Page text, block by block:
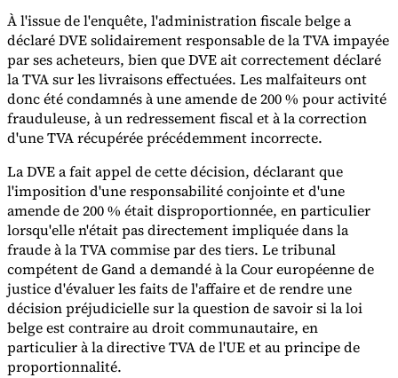
À l'issue de l'enquête, l'administration fiscale belge a
déclaré DVE solidairement responsable de la TVA impayée
par ses acheteurs, bien que DVE ait correctement déclaré
la TVA sur les livraisons effectuées. Les malfaiteurs ont
donc été condamnés à une amende de 200 % pour activité
frauduleuse, à un redressement fiscal et à la correction
d'une TVA récupérée précédemment incorrecte.
La DVE a fait appel de cette décision, déclarant que
l'imposition d'une responsabilité conjointe et d'une
amende de 200 % était disproportionnée, en particulier
lorsqu'elle n'était pas directement impliquée dans la
fraude à la TVA commise par des tiers. Le tribunal
compétent de Gand a demandé à la Cour européenne de
justice d'évaluer les faits de l'affaire et de rendre une
décision préjudicielle sur la question de savoir si la loi
belge est contraire au droit communautaire, en
particulier à la directive TVA de l'UE et au principe de
proportionnalité.